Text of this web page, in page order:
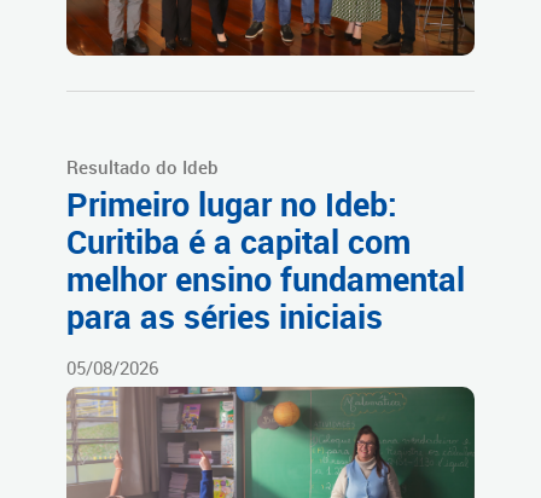
Resultado do Ideb
Primeiro lugar no Ideb:
Curitiba é a capital com
melhor ensino fundamental
para as séries iniciais
05/08/2026